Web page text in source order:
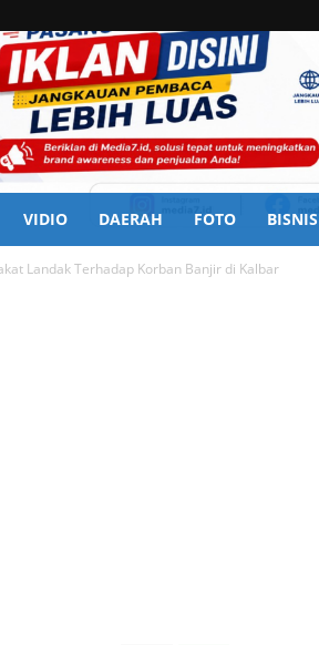
VIDIO DAERAH FOTO BISNIS
Landak Terhadap Korban Banjir di Kalbar